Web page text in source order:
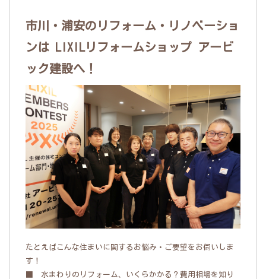
市川・浦安のリフォーム・リノベーショ
ンは LIXILリフォームショップ アービ
ック建設へ！
たとえばこんな住まいに関するお悩み・ご要望をお伺いしま
す！
■ 水まわりのリフォーム、いくらかかる？費用相場を知り